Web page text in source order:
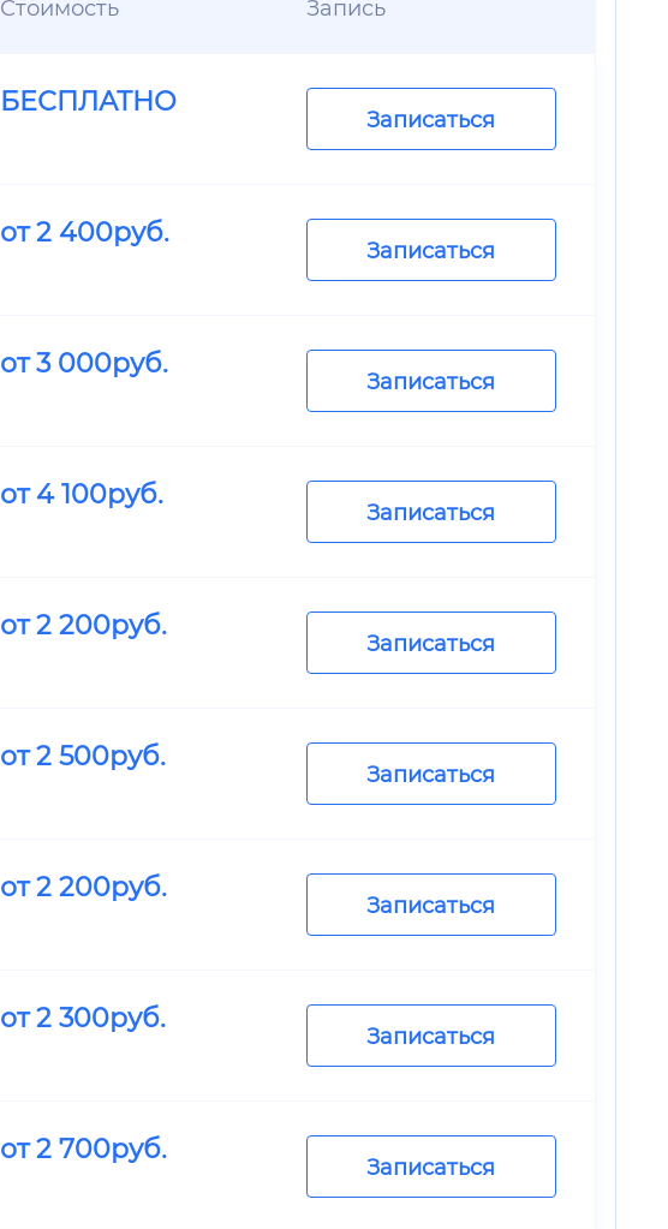
Стоимость Запись
БЕСПЛАТНО
Записаться
от2 400руб.
Записаться
от3 000руб.
Записаться
от4 100руб.
Записаться
от2 200руб.
Записаться
от2 500руб.
Записаться
от2 200руб.
Записаться
от2 300руб.
Записаться
от2 700руб.
Записаться